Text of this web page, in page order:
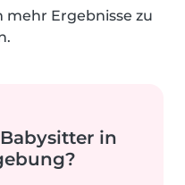
mehr Ergebnisse zu
in